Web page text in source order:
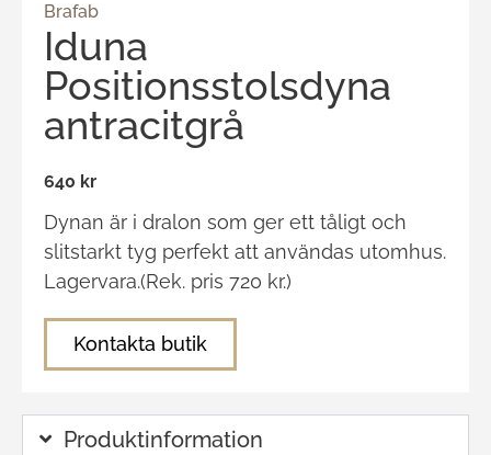
Brafab
Iduna
Positionsstolsdyna
antracitgrå
640 kr
Dynan är i dralon som ger ett tåligt och
slitstarkt tyg perfekt att användas utomhus.
Lagervara.(Rek. pris 720 kr.)
Kontakta butik
Produktinformation